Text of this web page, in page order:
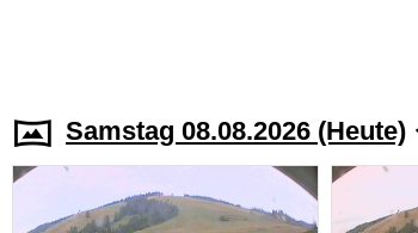
Samstag 08.08.2026 (Heute)